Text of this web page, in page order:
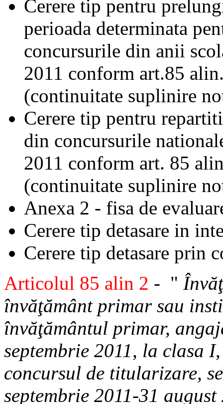
​Cerere tip pentru
perioada determinata
concursurile din anii
2011 conform art.85
(continuitate suplinire
​Cerere tip pentru
din concursurile
2011 conform art. 85
(continuitate suplinire
Anexa 2 - fisa de
Cerere tip detasare in
Cerere tip detasare prin
Articolul 85 alin 2 - "
învăţământ primar sau
învăţământul primar,
septembrie 2011, la clasa
concursul de titularizare,
septembrie 2011-31